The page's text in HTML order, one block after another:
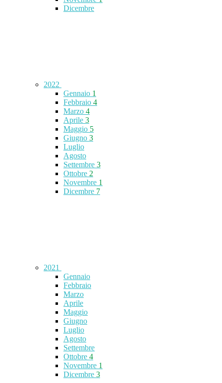
Dicembre
2022
Gennaio 1
Febbraio 4
Marzo 4
Aprile 3
Maggio 5
Giugno 3
Luglio
Agosto
Settembre 3
Ottobre 2
Novembre 1
Dicembre 7
2021
Gennaio
Febbraio
Marzo
Aprile
Maggio
Giugno
Luglio
Agosto
Settembre
Ottobre 4
Novembre 1
Dicembre 3